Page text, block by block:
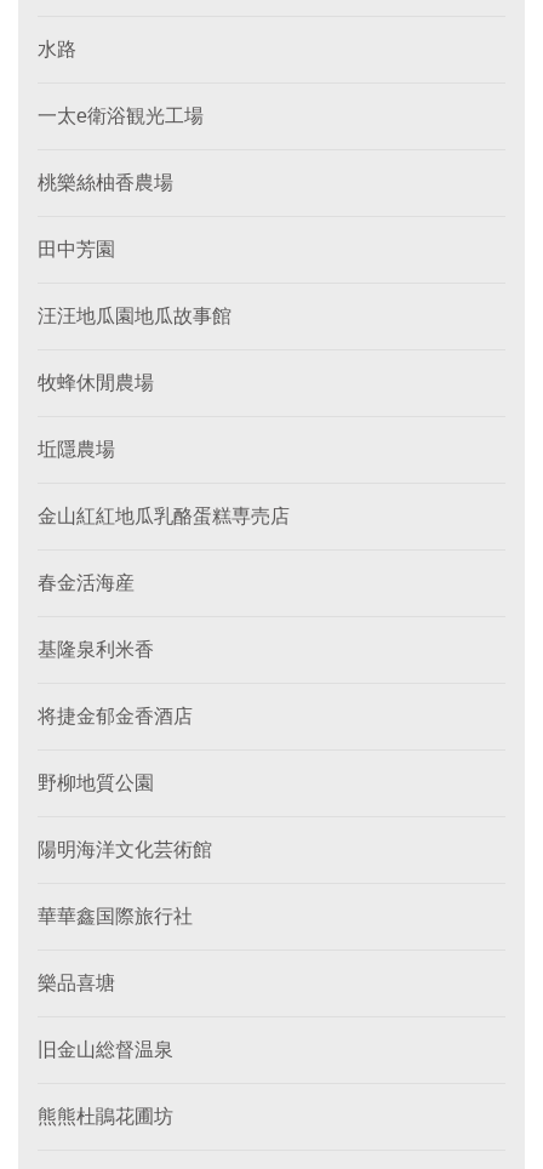
水路
一太e衛浴観光工場
桃樂絲柚香農場
田中芳園
汪汪地瓜園地瓜故事館
牧蜂休閒農場
坵隱農場
金山紅紅地瓜乳酪蛋糕専売店
春金活海産
基隆泉利米香
将捷金郁金香酒店
野柳地質公園
陽明海洋文化芸術館
華華鑫国際旅行社
樂品喜塘
旧金山総督温泉
熊熊杜鵑花圃坊